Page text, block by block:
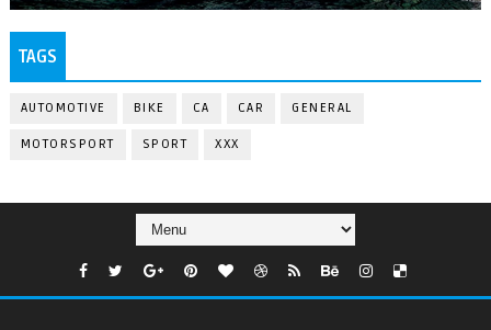
TAGS
AUTOMOTIVE BIKE CA CAR GENERAL
MOTORSPORT SPORT XXX